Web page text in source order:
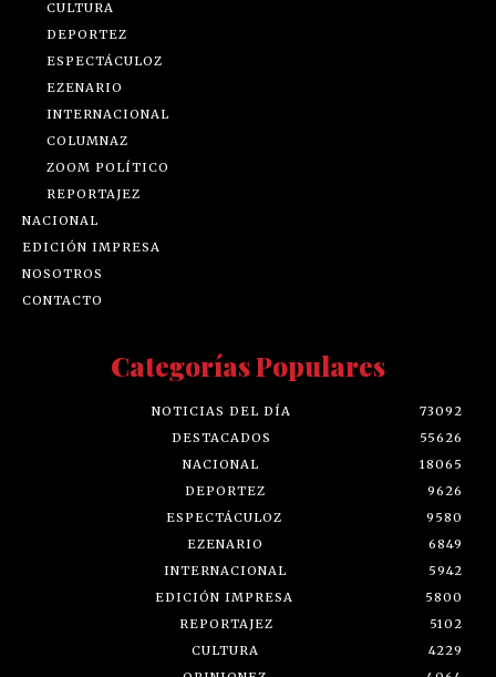
CULTURA
DEPORTEZ
ESPECTÁCULOZ
EZENARIO
INTERNACIONAL
COLUMNAZ
ZOOM POLÍTICO
REPORTAJEZ
NACIONAL
EDICIÓN IMPRESA
NOSOTROS
CONTACTO
Categorías Populares
NOTICIAS DEL DÍA
73092
DESTACADOS
55626
NACIONAL
18065
DEPORTEZ
9626
ESPECTÁCULOZ
9580
EZENARIO
6849
INTERNACIONAL
5942
EDICIÓN IMPRESA
5800
REPORTAJEZ
5102
CULTURA
4229